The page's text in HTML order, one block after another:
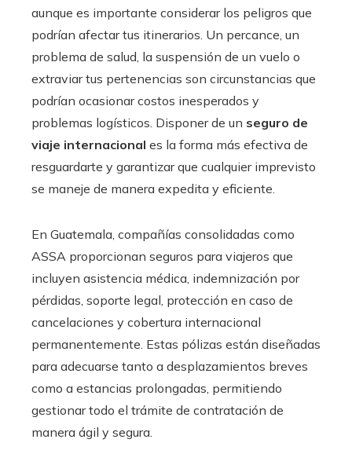
aunque es importante considerar los peligros que
podrían afectar tus itinerarios. Un percance, un
problema de salud, la suspensión de un vuelo o
extraviar tus pertenencias son circunstancias que
podrían ocasionar costos inesperados y
problemas logísticos. Disponer de un seguro de
viaje internacional es la forma más efectiva de
resguardarte y garantizar que cualquier imprevisto
se maneje de manera expedita y eficiente.
En Guatemala, compañías consolidadas como
ASSA proporcionan seguros para viajeros que
incluyen asistencia médica, indemnización por
pérdidas, soporte legal, protección en caso de
cancelaciones y cobertura internacional
permanentemente. Estas pólizas están diseñadas
para adecuarse tanto a desplazamientos breves
como a estancias prolongadas, permitiendo
gestionar todo el trámite de contratación de
manera ágil y segura.